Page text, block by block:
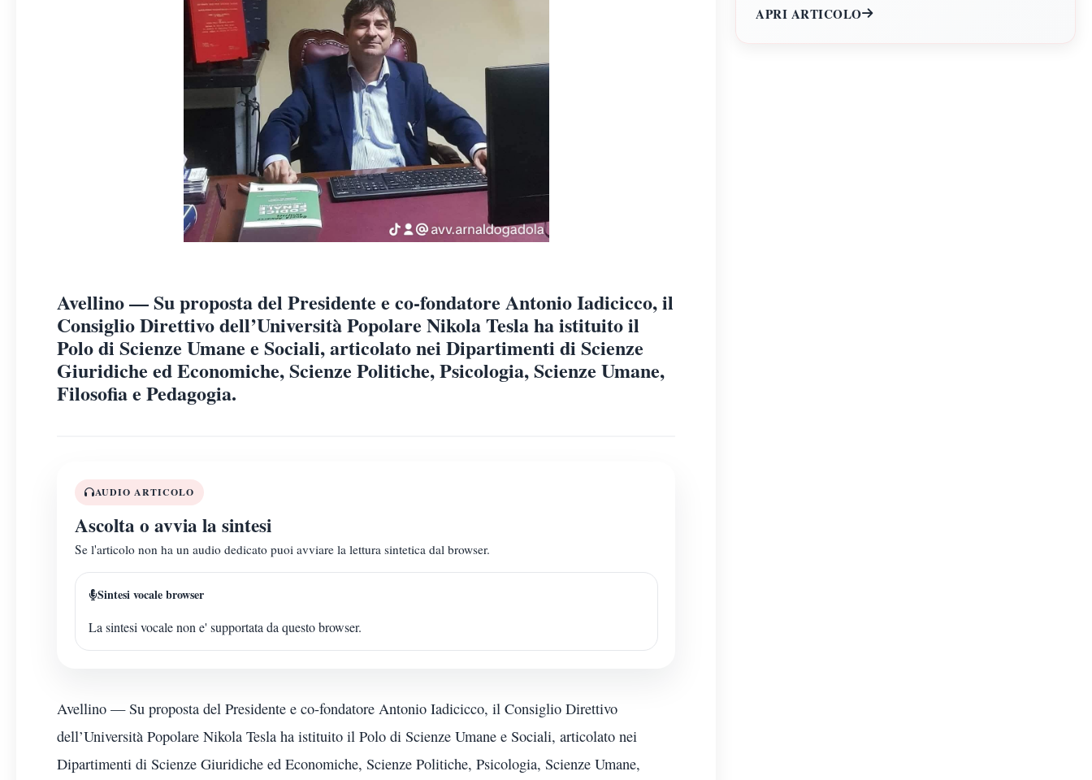
Avellino — Su proposta del Presidente e co-fondatore Antonio Iadicicco, il
Consiglio Direttivo dell’Università Popolare Nikola Tesla ha istituito il
Polo di Scienze Umane e Sociali, articolato nei Dipartimenti di Scienze
Giuridiche ed Economiche, Scienze Politiche, Psicologia, Scienze Umane,
Filosofia e Pedagogia.
AUDIO ARTICOLO
Ascolta o avvia la sintesi
Se l'articolo non ha un audio dedicato puoi avviare la lettura sintetica dal browser.
Sintesi vocale browser
La sintesi vocale non e' supportata da questo browser.
Avellino — Su proposta del Presidente e co-fondatore Antonio Iadicicco, il Consiglio Direttivo
dell’Università Popolare Nikola Tesla ha istituito il Polo di Scienze Umane e Sociali, articolato nei
Dipartimenti di Scienze Giuridiche ed Economiche, Scienze Politiche, Psicologia, Scienze Umane,
Umane, Filosofia e Pedagogia.
APRI ARTICOLO